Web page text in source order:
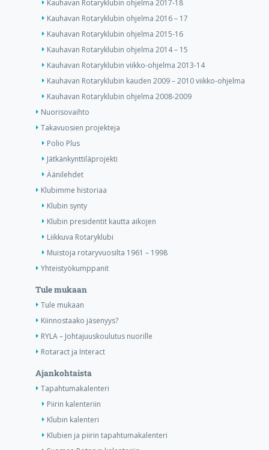
Kauhavan Rotaryklubin ohjelma 2017-18
Kauhavan Rotaryklubin ohjelma 2016 – 17
Kauhavan Rotaryklubin ohjelma 2015-16
Kauhavan Rotaryklubin ohjelma 2014 – 15
Kauhavan Rotaryklubin viikko-ohjelma 2013-14
Kauhavan Rotaryklubin kauden 2009 – 2010 viikko-ohjelma
Kauhavan Rotaryklubin ohjelma 2008-2009
Nuorisovaihto
Takavuosien projekteja
Polio Plus
Jätkänkynttiläprojekti
Äänilehdet
Klubimme historiaa
Klubin synty
Klubin presidentit kautta aikojen
Liikkuva Rotaryklubi
Muistoja rotaryvuosilta 1961 – 1998
Yhteistyökumppanit
Tule mukaan
Tule mukaan
Kiinnostaako jäsenyys?
RYLA – Johtajuuskoulutus nuorille
Rotaract ja Interact
Ajankohtaista
Tapahtumakalenteri
Piirin kalenteriin
Klubin kalenteri
Klubien ja piirin tapahtumakalenteri